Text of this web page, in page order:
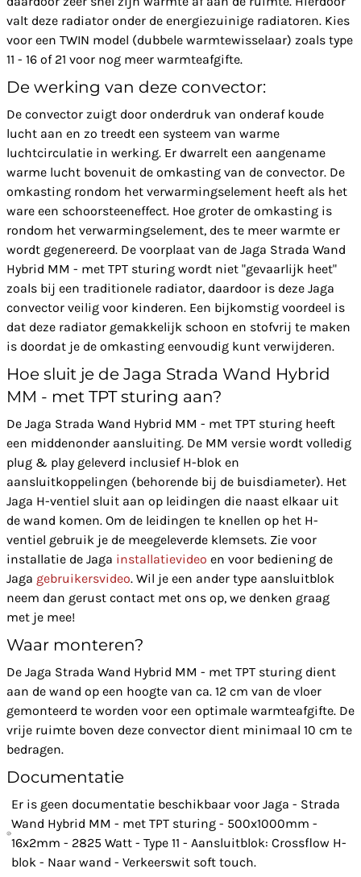
valt deze radiator onder de energiezuinige radiatoren. Kies
voor een TWIN model (dubbele warmtewisselaar) zoals type
11 - 16 of 21 voor nog meer warmteafgifte.
De werking van deze convector:
De convector zuigt door onderdruk van onderaf koude
lucht aan en zo treedt een systeem van warme
luchtcirculatie in werking. Er dwarrelt een aangename
warme lucht bovenuit de omkasting van de convector. De
omkasting rondom het verwarmingselement heeft als het
ware een schoorsteeneffect. Hoe groter de omkasting is
rondom het verwarmingselement, des te meer warmte er
wordt gegenereerd. De voorplaat van de Jaga Strada Wand
Hybrid MM - met TPT sturing wordt niet "gevaarlijk heet"
zoals bij een traditionele radiator, daardoor is deze Jaga
convector veilig voor kinderen. Een bijkomstig voordeel is
dat deze radiator gemakkelijk schoon en stofvrij te maken
is doordat je de omkasting eenvoudig kunt verwijderen.
Hoe sluit je de Jaga Strada Wand Hybrid
MM - met TPT sturing aan?
De Jaga Strada Wand Hybrid MM - met TPT sturing heeft
een middenonder aansluiting. De MM versie wordt volledig
plug & play geleverd inclusief H-blok en
aansluitkoppelingen (behorende bij de buisdiameter). Het
Jaga H-ventiel sluit aan op leidingen die naast elkaar uit
de wand komen. Om de leidingen te knellen op het H-
ventiel gebruik je de meegeleverde klemsets. Zie voor
installatie de Jaga installatievideo en voor bediening de
Jaga gebruikersvideo. Wil je een ander type aansluitblok
neem dan gerust contact met ons op, we denken graag
met je mee!
Waar monteren?
De Jaga Strada Wand Hybrid MM - met TPT sturing dient
aan de wand op een hoogte van ca. 12 cm van de vloer
gemonteerd te worden voor een optimale warmteafgifte. De
vrije ruimte boven deze convector dient minimaal 10 cm te
bedragen.
Documentatie
Er is geen documentatie beschikbaar voor Jaga - Strada
Wand Hybrid MM - met TPT sturing - 500x1000mm -
16x2mm - 2825 Watt - Type 11 - Aansluitblok: Crossflow H-
blok - Naar wand - Verkeerswit soft touch.